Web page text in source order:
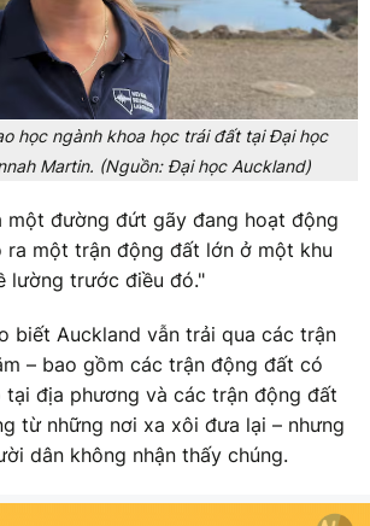
học ngành khoa học trái đất tại Đại học
Martin. (Nguồn: Đại học Auckland)
một đường đứt gãy đang hoạt động
ra một trận động đất lớn ở một khu
lường trước điều đó."
biết Auckland vẫn trải qua các trận
– bao gồm các trận động đất có
địa phương và các trận động đất
từ những nơi xa xôi đưa lại – nhưng
dân không nhận thấy chúng.